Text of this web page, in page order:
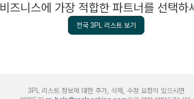
비즈니스에 가장 적합한 파트너를 선택하
전국 3PL 리스트 보기
3PL 리스트 정보에 대한 추가, 삭제, 수정 요청이 있으시면